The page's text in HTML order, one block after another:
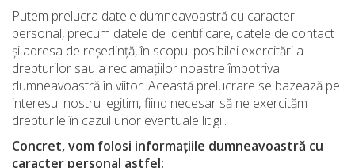
Putem prelucra datele dumneavoastră cu caracter
personal, precum datele de identificare, datele de contact
și adresa de reședință, în scopul posibilei exercitări a
drepturilor sau a reclamațiilor noastre împotriva
dumneavoastră în viitor. Această prelucrare se bazează pe
interesul nostru legitim, fiind necesar să ne exercităm
drepturile în cazul unor eventuale litigii.
Concret, vom folosi informațiile dumneavoastră cu
caracter personal astfel: